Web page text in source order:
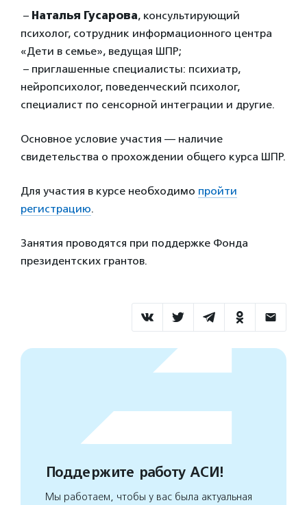
– Наталья Гусарова, консультирующий
психолог, сотрудник информационного центра
«Дети в семье», ведущая ШПР;
– приглашенные специалисты: психиатр,
нейропсихолог, поведенческий психолог,
специалист по сенсорной интеграции и другие.
Основное условие участия — наличие
свидетельства о прохождении общего курса ШПР.
Для участия в курсе необходимо пройти
регистрацию.
Занятия проводятся при поддержке Фонда
президентских грантов.
Поддержите работу АСИ!
Мы работаем, чтобы у вас была актуальная